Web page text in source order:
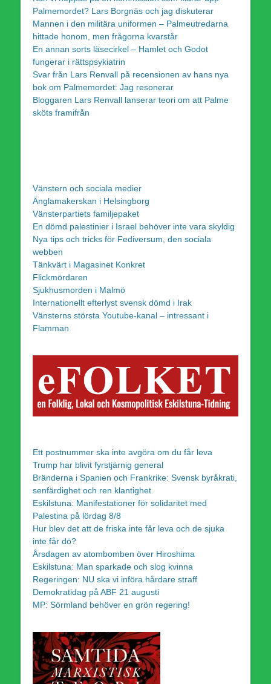
Palmemordet? Lars Borgnäs och jag diskuterar
Mannen i den militära uniformen – Palmeutredarna
hittade honom, men frågorna kvarstår
En annan sorts läsecirkel – Hamlet och Godot
fungerar i rättspsykiatrin
Svar från Lars Renvall på recensionen av hans nya
bok om Palmemordet: Jag resonerar
Bloggaren Lars Renvall lanserar teori om att Palme
sköts framifrån
Vänstern och sociala medier
Änglamakerskan i Helsingborg
Vänsterpartiets familjepaket
En dömd palestinier i Israel behöver inte vara skyldig
Nya tips och tricks för Fediversum, den sociala
webben
Tänkvärt i Magasinet Konkret
Flickmördaren
Sjukhusmorden i Malmö
Internationellt efterlyst svensk dömd i Irak
Vänsterns största Youtube-kanal – intressant i
Flamman
Ett postnummer ska inte avgöra om du får leva
Trump har blivit fyrstjärnig general
Bränderna i Spanien och Frankrike: Svensk byråkrati,
senfärdighet och ren klantighet
Eskilstuna: Manifestationer för solidaritet med
Palestina på lördag 8/8
Hur blev det att de friska inte får leva och de sjuka
inte får dö?
Årsdagen av atombomben över Hiroshima
Eskilstuna: Man sparkade och slog kvinna
Regeringen: NU ska vi införa hårdare straff
Demokratidag på ABF 21 augusti
MP: Sörmland behöver en grön regering!